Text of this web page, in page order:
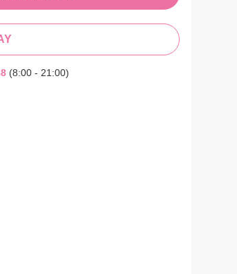
(8:00 - 21:00)